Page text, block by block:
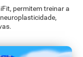
permitem treinar a